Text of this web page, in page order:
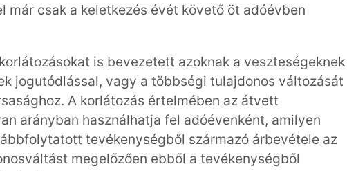
már csak a keletkezés évét követő öt adóévben
is bevezetett azoknak a veszteségeknek
jogutódlással, vagy a többségi tulajdonos változását
A korlátozás értelmében az átvett
arányban használhatja fel adóévenként, amilyen
tevékenységből származó árbevétele az
megelőzően ebből a tevékenységből